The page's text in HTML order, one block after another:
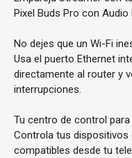
Pixel Buds Pro con Audio
No dejes que un Wi-Fi
Usa el puerto Ethernet
directamente al router y
interrupciones.
Tu centro de control
Controla tus
compatibles desde tu